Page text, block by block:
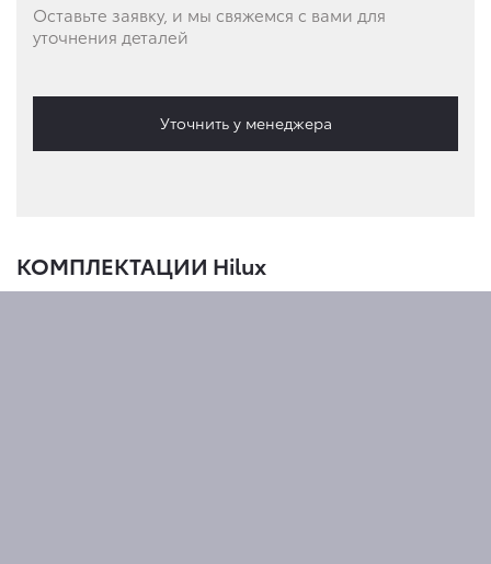
Оставьте заявку, и мы свяжемся с вами для
уточнения деталей
Уточнить у менеджера
КОМПЛЕКТАЦИИ Hilux